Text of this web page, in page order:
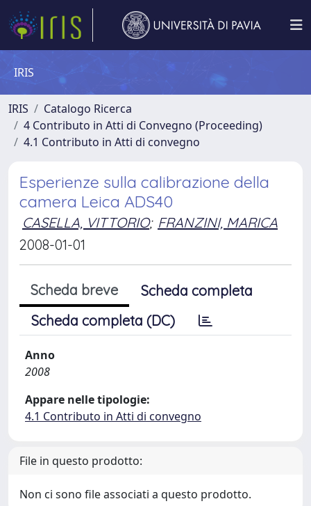
IRIS
IRIS
Catalogo Ricerca
4 Contributo in Atti di Convegno (Proceeding)
4.1 Contributo in Atti di convegno
Esperienze sulla calibrazione della
camera Leica ADS40
CASELLA, VITTORIO; FRANZINI, MARICA
2008-01-01
Scheda breve
Scheda completa
Scheda completa (DC)
Anno
2008
Appare nelle tipologie:
4.1 Contributo in Atti di convegno
File in questo prodotto:
Non ci sono file associati a questo prodotto.